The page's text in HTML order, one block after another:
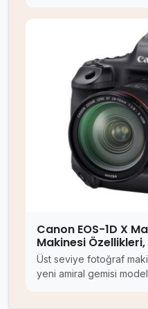
Canon EOS-1D X
Makinesi Özellikleri,
Üst seviye fotoğraf
yeni amiral gemisi